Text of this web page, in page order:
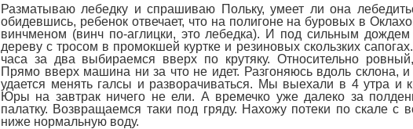
Разматываю лебедку и спрашиваю Польку, умеет ли она
обидевшись, ребенок отвечает, что на полигоне на буровых в
винчменом (винч по-аглицки, это лебедка). И под сильным дождем
дереву с тросом в промокшей куртке и резиновых скользких
часа за два выбираемся вверх по крутяку. Относительно
Прямо вверх машина ни за что не идет. Разгоняюсь вдоль склона, и
удается менять галсы и разворачиваться. Мы выехали в 4 утра и
Юры на завтрак ничего не ели. А времечко уже далеко за
палатку. Возвращаемся таки под гряду. Нахожу потеки по скале с
ниже нормальную воду.